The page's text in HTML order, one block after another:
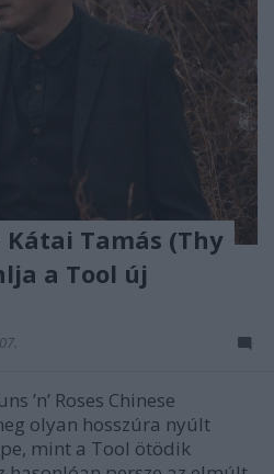
Tamás (Thy
a Tool új
’n’ Roses Chinese
olyan hosszúra nyúlt
mint a Tool ötödik